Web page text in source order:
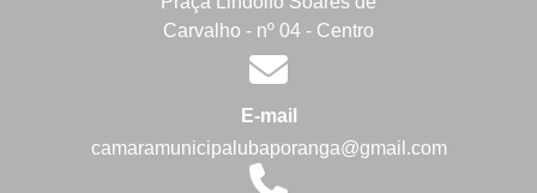
Carvalho - nº 04 - Centro
E-mail
camaramunicipalubaporanga@gmail.com